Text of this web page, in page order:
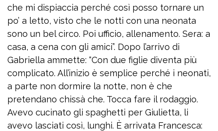
che mi dispiaccia perché così posso tornare un
po’ a letto, visto che le notti con una neonata
sono un bel circo. Poi ufficio, allenamento. Sera: a
casa, a cena con gli amici”. Dopo l’arrivo di
Gabriella ammette: “Con due figlie diventa più
complicato. All’inizio è semplice perché i neonati,
a parte non dormire la notte, non è che
pretendano chissà che. Tocca fare il rodaggio.
Avevo cucinato gli spaghetti per Giulietta, li
avevo lasciati così, lunghi. È arrivata Francesca: